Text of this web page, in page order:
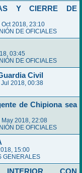
Y CIERRE DE
Oct 2018, 23:10
DE OFICIALES
03:45
DE OFICIALES
Civil
Jul 2018, 00:38
de Chipiona sea
May 2018, 22:08
DE OFICIALES
15:00
GENERALES